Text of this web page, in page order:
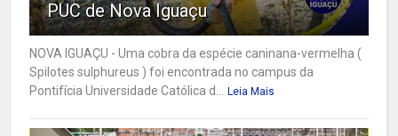
PUC de Nova Iguaçu
NOVA IGUAÇU - Uma cobra da espécie caninana-vermelha (
Spilotes sulphureus ) foi encontrada no campus da
Pontifícia Universidade Católica d...
Leia Mais